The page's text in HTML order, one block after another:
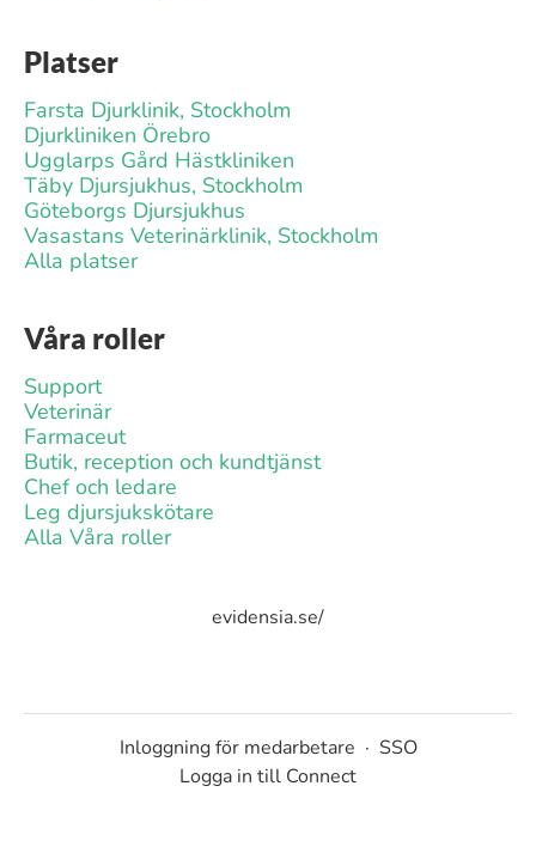
Platser
Farsta Djurklinik, Stockholm
Djurkliniken Örebro
Ugglarps Gård Hästkliniken
Täby Djursjukhus, Stockholm
Göteborgs Djursjukhus
Vasastans Veterinärklinik, Stockholm
Alla platser
Våra roller
Support
Veterinär
Farmaceut
Butik, reception och kundtjänst
Chef och ledare
Leg djursjukskötare
Alla Våra roller
evidensia.se/
Inloggning för medarbetare · SSO
Logga in till Connect